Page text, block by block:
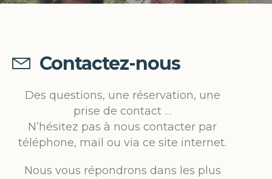
Contactez-nous
Des questions, une réservation, une
prise de contact …
N’hésitez pas à nous contacter par
téléphone, mail ou via ce site internet.
Nous vous répondrons dans les plus